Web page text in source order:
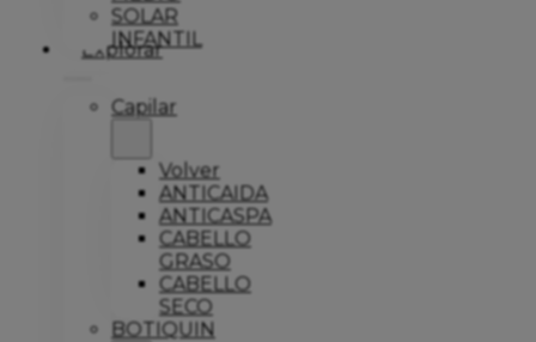
SOLAR
INFANTIL
Explorar
Capilar
Volver
ANTICAIDA
ANTICASPA
CABELLO
GRASO
CABELLO
SECO
BOTIQUIN